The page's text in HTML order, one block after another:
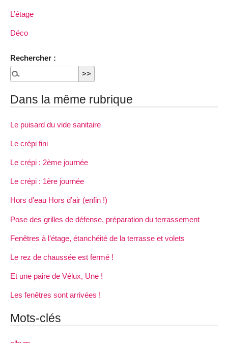
L’étage
Déco
Rechercher :
Dans la même rubrique
Le puisard du vide sanitaire
Le crépi fini
Le crépi : 2ème journée
Le crépi : 1ère journée
Hors d’eau Hors d’air (enfin !)
Pose des grilles de défense, préparation du terrassement
Fenêtres à l’étage, étanchéité de la terrasse et volets
Le rez de chaussée est fermé !
Et une paire de Vélux, Une !
Les fenêtres sont arrivées !
Mots-clés